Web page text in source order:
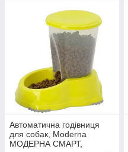
Автоматична годівниця
для собак, Moderna
МОДЕРНА СМАРТ,